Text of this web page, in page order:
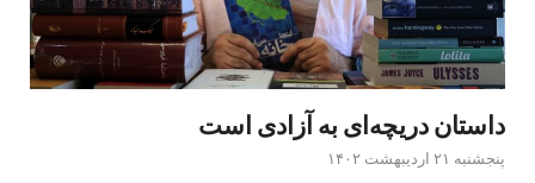
داستان دریچه‌ای به آزادی است
پنجشنبه ۲۱ اردیبهشت ۱۴۰۲